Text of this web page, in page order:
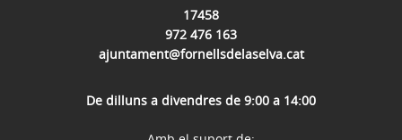
17458
972 476 163
ajuntament@fornellsdelaselva.cat
De dilluns a divendres de 9:00 a 14:00